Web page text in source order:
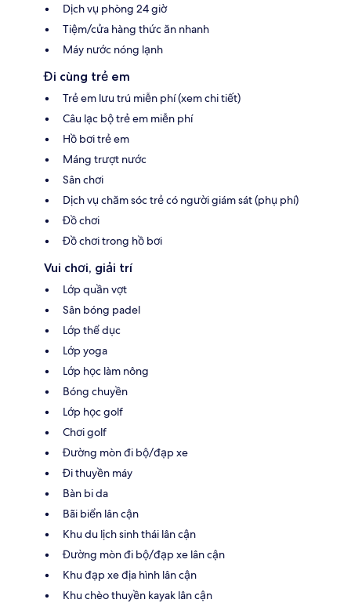
Dịch vụ phòng 24 giờ
Tiệm/cửa hàng thức ăn nhanh
Máy nước nóng lạnh
Đi cùng trẻ em
Trẻ em lưu trú miễn phí (xem chi tiết)
Câu lạc bộ trẻ em miễn phí
Hồ bơi trẻ em
Máng trượt nước
Sân chơi
Dịch vụ chăm sóc trẻ có người giám sát (phụ phí)
Đồ chơi
Đồ chơi trong hồ bơi
Vui chơi, giải trí
Lớp quần vợt
Sân bóng padel
Lớp thể dục
Lớp yoga
Lớp học làm nông
Bóng chuyền
Lớp học golf
Chơi golf
Đường mòn đi bộ/đạp xe
Đi thuyền máy
Bàn bi da
Bãi biển lân cận
Khu du lịch sinh thái lân cận
Đường mòn đi bộ/đạp xe lân cận
Khu đạp xe địa hình lân cận
Khu chèo thuyền kayak lân cận